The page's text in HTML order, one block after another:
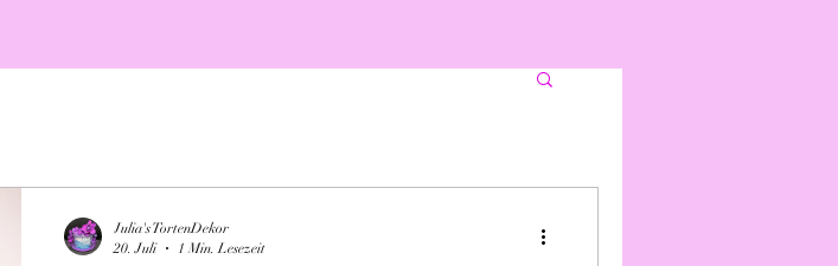
Julia's TortenDekor
20. Juli
1 Min. Lesezeit